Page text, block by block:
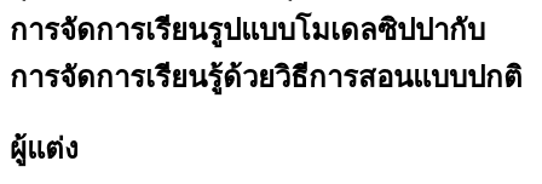
การจัดการเรียนรูปแบบโมเดลซิปปากับ
การจัดการเรียนรู้ด้วยวิธีการสอนแบบปกติ
ผู้แต่ง